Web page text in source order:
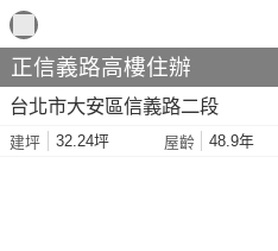
正信義路高樓住辦
台北市大安區信義路二段
建坪 32.24坪 屋齡 48.9年